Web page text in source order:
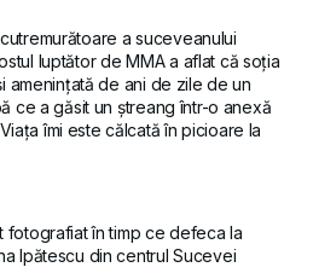
a suceveanului
luptător de MMA a aflat că soția
amenințată de ani de zile de un
ce a găsit un ștreang într-o anexă
îmi este călcată în picioare la
fotografiat în timp ce defeca la
Ipătescu din centrul Sucevei